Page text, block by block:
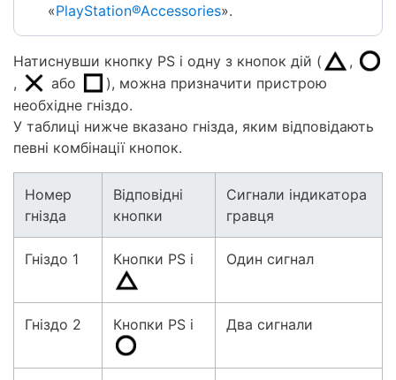
«PlayStation®Accessories».
Натиснувши кнопку PS і одну з кнопок дій (
,
,
або
), можна призначити пристрою
необхідне гніздо.
У таблиці нижче вказано гнізда, яким відповідають
певні комбінації кнопок.
Номер
гнізда
Відповідні
кнопки
Сигнали індикатора
гравця
Гніздо 1 Кнопки PS і Один сигнал
Гніздо 2 Кнопки PS і Два сигнали